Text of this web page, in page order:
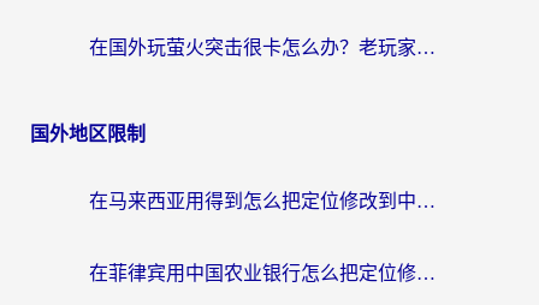
在国外玩萤火突击很卡怎么办？老玩家亲测有效的加速器选择指南
国外地区限制
在马来西亚用得到怎么把定位修改到中国国内？留学生亲测有效的追剧看片攻略
在菲律宾用中国农业银行怎么把定位修改到中国国内？海外华人必看的数字生活解决方案